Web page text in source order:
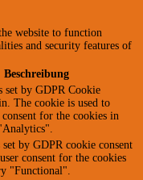
website to function
and security features of
Beschreibung
set by GDPR Cookie
The cookie is used to
consent for the cookies in
by GDPR cookie consent
consent for the cookies
"Functional".